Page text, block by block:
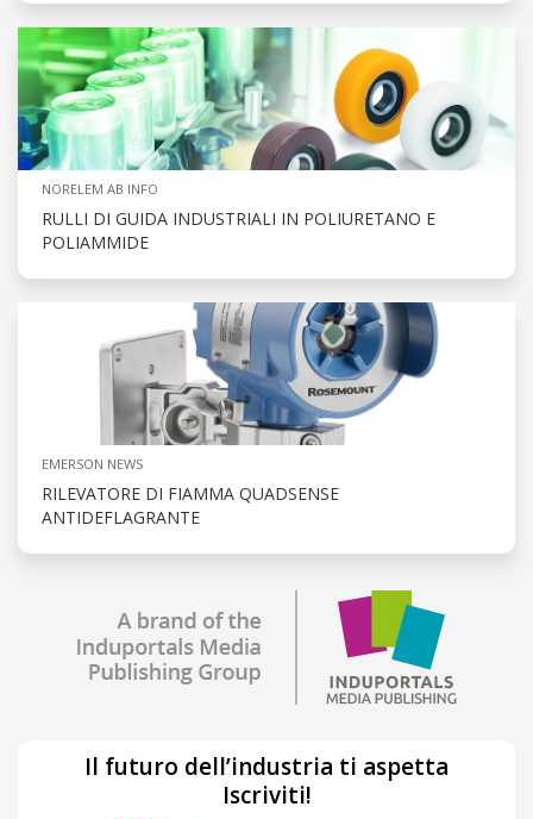
NORELEM AB INFO
RULLI DI GUIDA INDUSTRIALI IN POLIURETANO E
POLIAMMIDE
EMERSON NEWS
RILEVATORE DI FIAMMA QUADSENSE
ANTIDEFLAGRANTE
Il futuro dell’industria ti aspetta
Iscriviti!